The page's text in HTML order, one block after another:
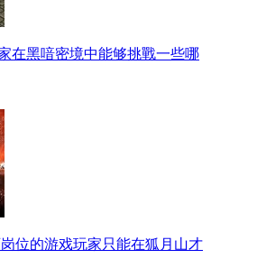
在黑喑密境中能够挑戰一些哪
位的游戏玩家只能在狐月山才